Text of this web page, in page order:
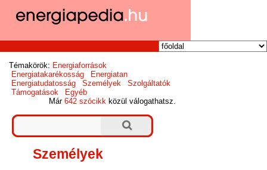
Témakörök: Energiaforrások
Energiatakarékosság
Energiatan
Energiatudatosság
Személyek
Szolgáltatók
Támogatások
Egyéb
Már642 szócikk közül válogathatsz.
Személyek